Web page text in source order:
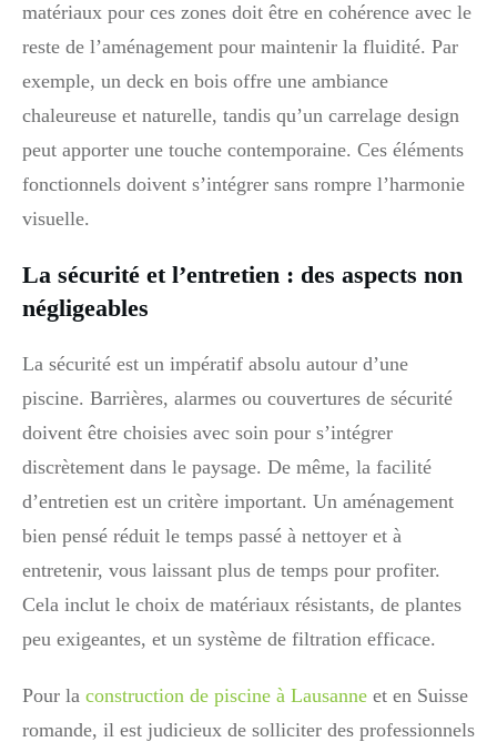
matériaux pour ces zones doit être en cohérence avec le
reste de l’aménagement pour maintenir la fluidité. Par
exemple, un deck en bois offre une ambiance
chaleureuse et naturelle, tandis qu’un carrelage design
peut apporter une touche contemporaine. Ces éléments
fonctionnels doivent s’intégrer sans rompre l’harmonie
visuelle.
La sécurité et l’entretien : des aspects non
négligeables
La sécurité est un impératif absolu autour d’une
piscine. Barrières, alarmes ou couvertures de sécurité
doivent être choisies avec soin pour s’intégrer
discrètement dans le paysage. De même, la facilité
d’entretien est un critère important. Un aménagement
bien pensé réduit le temps passé à nettoyer et à
entretenir, vous laissant plus de temps pour profiter.
Cela inclut le choix de matériaux résistants, de plantes
peu exigeantes, et un système de filtration efficace.
Pour la construction de piscine à Lausanne et en Suisse
romande, il est judicieux de solliciter des professionnels